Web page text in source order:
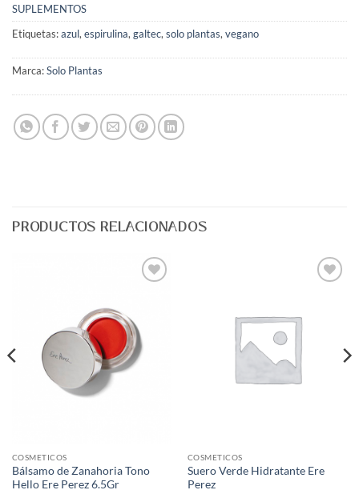
SUPLEMENTOS
Etiquetas:azul, espirulina, galtec, solo plantas, vegano
Marca:Solo Plantas
PRODUCTOS RELACIONADOS
Deseos
COSMETICOS
Bálsamo de Zanahoria Tono
Hello Ere Perez 6.5Gr
COSMETICOS
Suero Verde Hidratante Ere
Perez